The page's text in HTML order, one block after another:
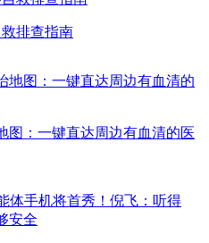
排查指南
图：一键直达周边有血清的医